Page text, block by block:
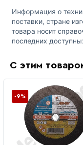
Информация о
поставки, стране
товара носит
последних
С этим
-9%